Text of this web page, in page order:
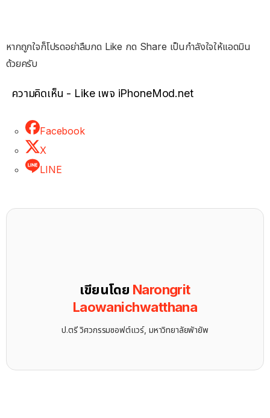
หากถูกใจก็โปรดอย่าลืมกด Like กด Share เป็นกำลังใจให้แอดมิน
ด้วยครับ
ความคิดเห็น - Like เพจ iPhoneMod.net
Facebook
X
LINE
เขียนโดย Narongrit
Laowanichwatthana
ป.ตรี วิศวกรรมซอฟต์แวร์, มหาวิทยาลัยพัายัพ